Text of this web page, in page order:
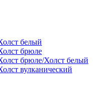
белый
брюле
брюле/Холст белый
вулканический